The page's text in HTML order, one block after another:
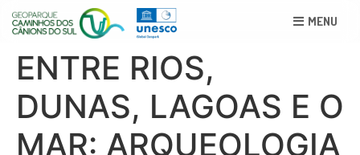
MENU
ENTRE RIOS,
DUNAS, LAGOAS E O
MAR: ARQUEOLOGIA